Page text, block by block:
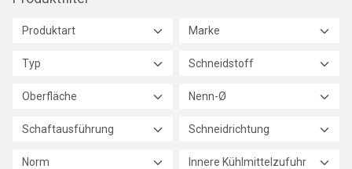
Produktart Marke
Typ Schneidstoff
Oberfläche Nenn-Ø
Schaftausführung Schneidrichtung
Norm Innere Kühlmittelzufuhr